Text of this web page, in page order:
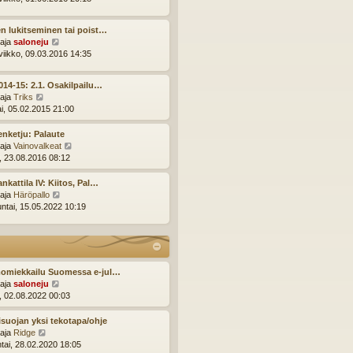
s
i
t
ä
u
i
v
s
t
i
lukitseminen tai poist…
saloneju
ä
t
ä
u
s
i
n
v
i
e
t
09.03.2016 14:35
15: 2.1. Osakilpailu…
Triks
ä
y
t
ä
u
u
s
i
n
i
e
t
i
05.02.2015 21:00
Palaute
Vainovalkeat
y
u
v
i
t
i
23.08.2016 08:12
IV: Kiitos, Pal…
Häröpallo
ä
ä
u
s
n
v
i
s
15.05.2022 10:19
Suomessa e-jul…
saloneju
ä
y
t
u
02.08.2022 00:03
yksi tekotapa/ohje
Ridge
ä
28.02.2020 18:05